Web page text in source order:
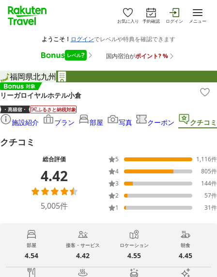
お気に入り 予約確認 ログイン メニュー
福岡県北九州
リーガロイヤルホテル小倉
ふるさと納税対象
施設紹介 プラン 部屋 写真 クーポン クチコミ
クチコミ
総合評価
4.42
5,005件
5 1,116件
4
805件
3
144件
2
57件
1
31件
部屋
4.54
接客・サービス
4.42
ロケーション
4.55
朝食
4.45